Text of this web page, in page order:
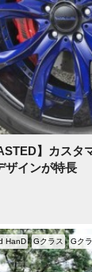
】カスタ
ザインが特長
HanD Gクラス Gク